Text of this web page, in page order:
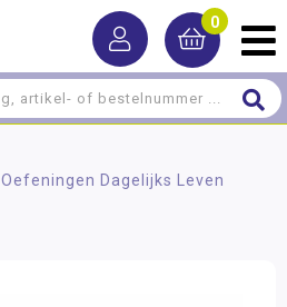
0
Oefeningen Dagelijks Leven